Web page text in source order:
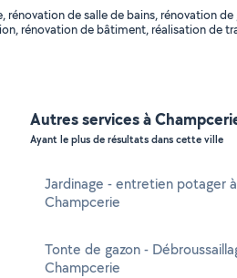
de salle de bains, rénovation
rénovation de bâtiment, réalisation de
Autres services à
Ayant le plus de résultats dans cette ville
Jardinage - entretien potager à
Champcerie
Tonte de gazon -
Champcerie